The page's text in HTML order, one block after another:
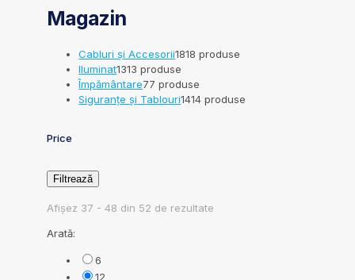
Magazin
Cabluri și Accesorii1818 produse
Iluminat1313 produse
Împământare77 produse
Siguranțe și Tablouri1414 produse
Price
Filtrează
Afișez 37 - 48 din 52 de rezultate
Arată:
6
12